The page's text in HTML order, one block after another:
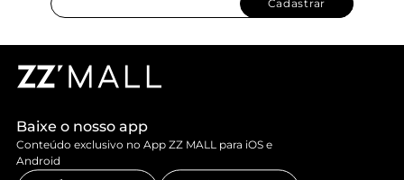
Cadastrar
Baixe o nosso app
Conteúdo exclusivo no App ZZ MALL para iOS e
Android